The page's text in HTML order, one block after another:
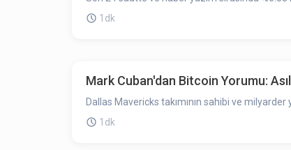
1dk
Mark Cuban'dan Bitcoin Yorumu:
Dallas Mavericks takımının sahibi ve milyarder
1dk